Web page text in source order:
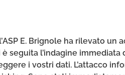
E. Brignole ha rilevato un
è seguita l’indagine
i vostri dati. L’attacco